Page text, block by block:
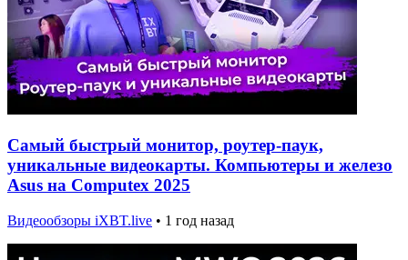
Самый быстрый монитор, роутер-паук,
уникальные видеокарты. Компьютеры и железо
Asus на Computex 2025
Видеообзоры iXBT.live • 1 год назад